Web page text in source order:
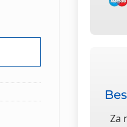
Za